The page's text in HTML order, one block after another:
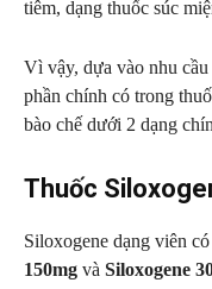
tiêm, dạng thuốc súc
Vì vậy, dựa vào nhu
phần chính có trong
bào chế dưới 2 dạng
Thuốc
Siloxogene dạng viên
150mg và Siloxogene